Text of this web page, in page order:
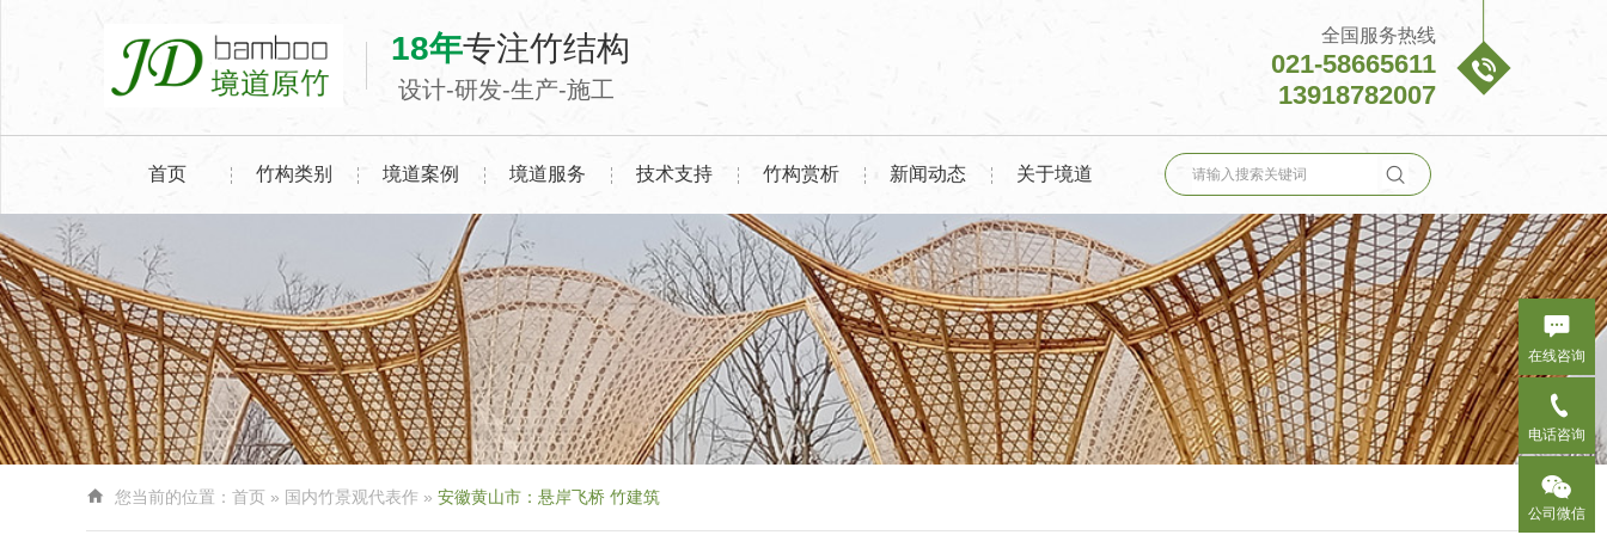
18年专注竹结构
设计-研发-生产-施工
全国服务热线
021-58665611
13918782007

首页 竹构类别 境道案例 境道服务 技术支持 竹构赏析 新闻动态 关于境道 
 您当前的位置： 首页 » 国内竹景观代表作 » 安徽黄山市：悬岸飞桥 竹建筑

在线咨询

电话咨询

公司微信